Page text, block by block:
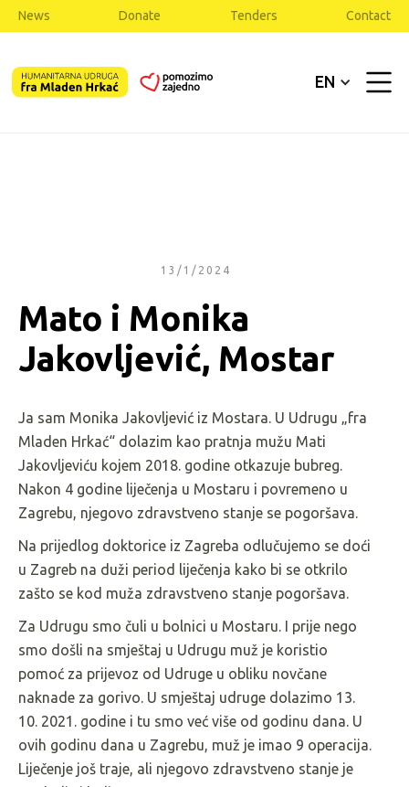
News Donate Tenders Contact
EN
13/1/2024
Mato i Monika
Jakovljević, Mostar
Ja sam Monika Jakovljević iz Mostara. U Udrugu „fra
Mladen Hrkać“ dolazim kao pratnja mužu Mati
Jakovljeviću kojem 2018. godine otkazuje bubreg.
Nakon 4 godine liječenja u Mostaru i povremeno u
Zagrebu, njegovo zdravstveno stanje se pogoršava.
Na prijedlog doktorice iz Zagreba odlučujemo se doći
u Zagreb na duži period liječenja kako bi se otkrilo
zašto se kod muža zdravstveno stanje pogoršava.
Za Udrugu smo čuli u bolnici u Mostaru. I prije nego
smo došli na smještaj u Udrugu muž je koristio
pomoć za prijevoz od Udruge u obliku novčane
naknade za gorivo. U smještaj udruge dolazimo 13.
10. 2021. godine i tu smo već više od godinu dana. U
ovih godinu dana u Zagrebu, muž je imao 9 operacija.
Liječenje još traje, ali njegovo zdravstveno stanje je